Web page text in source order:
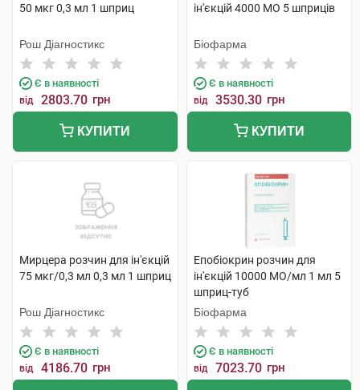
50 мкг 0,3 мл 1 шприц
Рош Діагностикс
Є в наявності
від 2803.70 грн
КУПИТИ
ін'єкцій 4000 МО 5 шприців
Біофарма
Є в наявності
від 3530.30 грн
КУПИТИ
Мирцера розчин для ін'єкцій
75 мкг/0,3 мл 0,3 мл 1 шприц
Рош Діагностикс
Є в наявності
від 4186.70 грн
Епобіокрин розчин для
ін'єкцій 10000 МО/мл 1 мл 5
шприц-туб
Біофарма
Є в наявності
від 7023.70 грн